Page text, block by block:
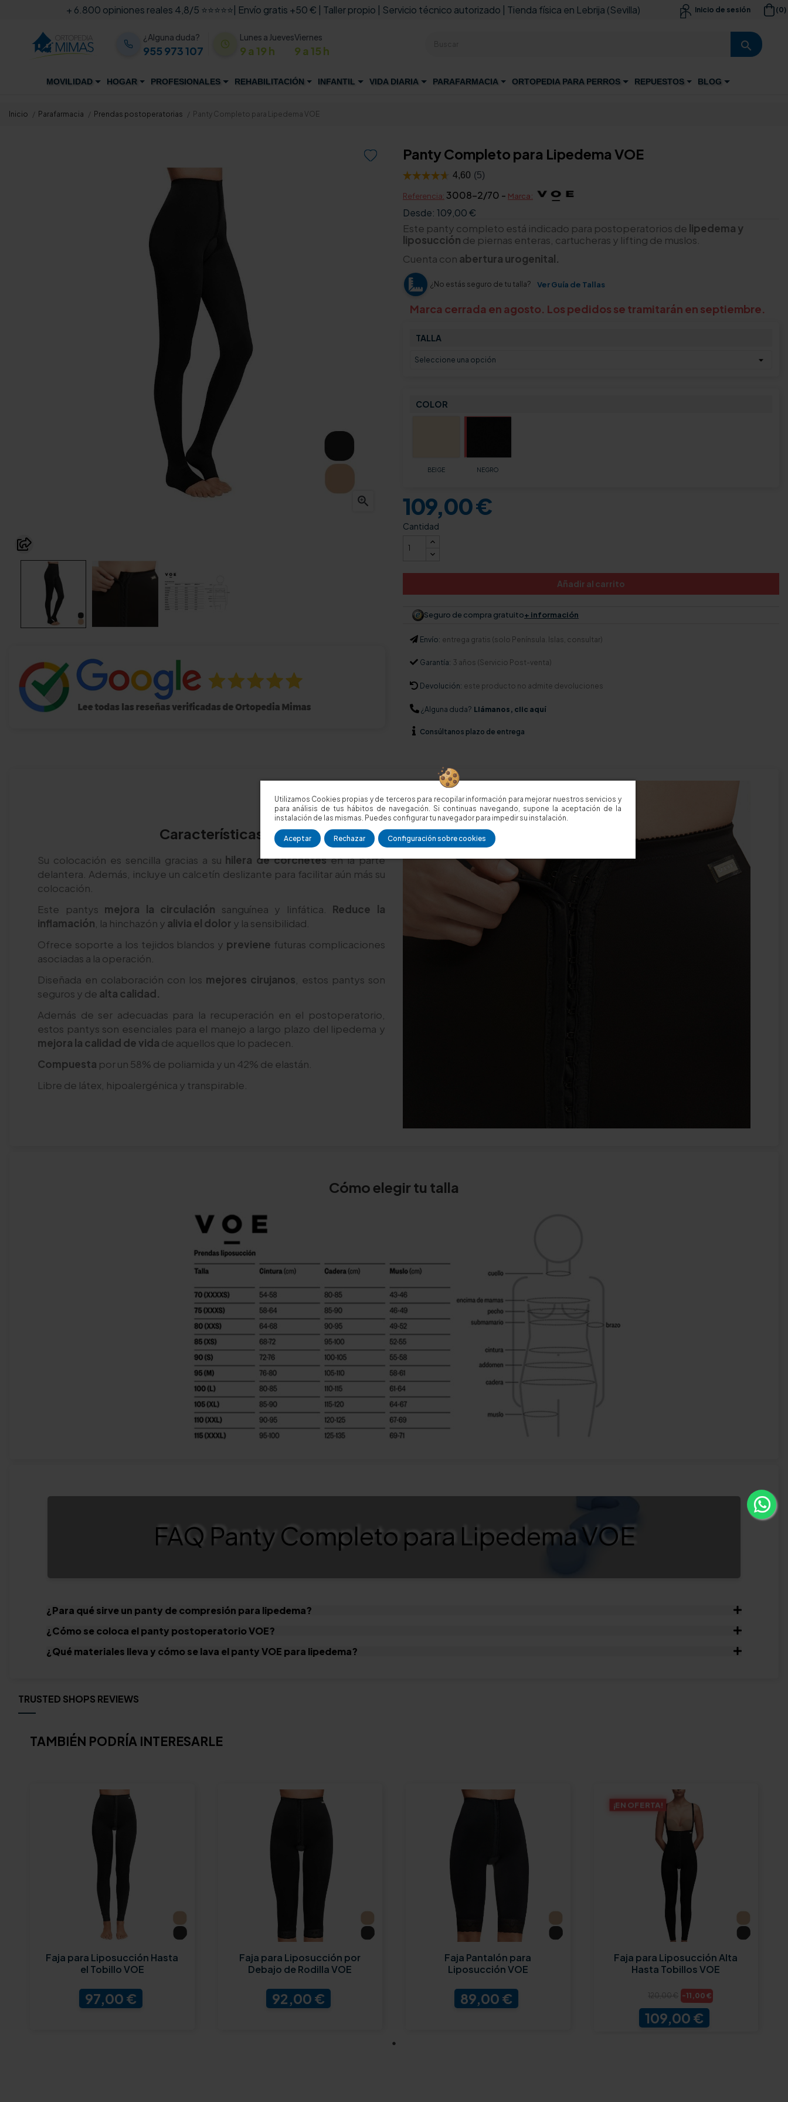
Utilizamos Cookies propias y de terceros para recopilar información para mejorar nuestros servicios y
para análisis de tus hábitos de navegación. Si continuas navegando, supone la aceptación de la
instalación de las mismas. Puedes configurar tu navegador para impedir su instalación.
Aceptar Rechazar Configuración sobre cookies
+ 6.800 opiniones reales 4,8/5 ⭐⭐⭐⭐⭐| Envío gratis +50 € | Taller propio | Servicio técnico autorizado | Tienda física en Lebrija (Sevilla)  Inicio de sesión (0)
¿Alguna duda?
955 973 107
Lunes a Jueves
9 a 19 h
Viernes
9 a 15 h search
MOVILIDAD HOGAR PROFESIONALES REHABILITACIÓN INFANTIL VIDA DIARIA PARAFARMACIA ORTOPEDIA PARA PERROS REPUESTOS BLOG
Inicio Parafarmacia Prendas postoperatorias Panty Completo para Lipedema VOE


Panty Completo para Lipedema VOE
Referencia: 3008-2/70 - Marca:
Desde: 109,00 €
Este panty completo está indicado para postoperatorios de lipedema y
liposucción de piernas enteras, cartucheras y lifting de muslos.
Cuenta con abertura urogenital.
¿No estás seguro de tu talla? Ver Guía de Tallas
Marca cerrada en agosto. Los pedidos se tramitarán en septiembre.
TALLA
COLOR
BEIGE NEGRO
109,00 €
Cantidad
Añadir al carrito
Seguro de compra gratuito+ información
Envío: entrega gratis (solo Península. Islas, consultar)
Garantía: 3 años (Servicio Post-venta)
Devolución: este producto no admite devoluciones
¿Alguna duda? Llámanos, clic aquí
Consúltanos plazo de entrega
Características
Su colocación es sencilla gracias a su hilera de corchetesen la parte
delantera. Además, incluye un calcetín deslizante para facilitar aún más su
colocación.
Este pantys mejora la circulación sanguínea y linfática. Reduce la
inflamación , la hinchazón y alivia el dolor y la sensibilidad.
Ofrece soporte a los tejidos blandos y previene futuras complicaciones
asociadas a la operación.
Diseñada en colaboración con los mejores cirujanos , estos pantys son
seguros y de alta calidad.
Además de ser adecuadas para la recuperación en el postoperatorio,
estos pantys son esenciales para el manejo a largo plazo del lipedema y
mejora la calidad de vida de aquellos que lo padecen.
Compuesta por un 58% de poliamida y un 42% de elastán.
Libre de látex, hipoalergénica y transpirable.
Cómo elegir tu talla
FAQ Panty Completo para Lipedema VOE
¿Para qué sirve un panty de compresión para lipedema?
¿Cómo se coloca el panty postoperatorio VOE?
¿Qué materiales lleva y cómo se lava el panty VOE para lipedema?
TRUSTED SHOPS REVIEWS
TAMBIÉN PODRÍA INTERESARLE
Faja para Liposucción Hasta
el Tobillo VOE
97,00 €
Faja para Liposucción por
Debajo de Rodilla VOE
92,00 €
Faja Pantalón para
Liposucción VOE
89,00 €
¡EN OFERTA!
Faja para Liposucción Alta
Hasta Tobillos VOE
120,00 € -11,00 €
109,00 €